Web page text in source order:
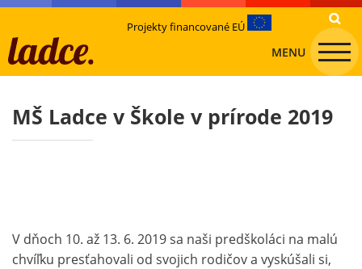
Projekty financované EÚ
MENU
MŠ Ladce v Škole v prírode 2019
V dňoch 10. až 13. 6. 2019 sa naši predškoláci na malú
chvíľku presťahovali od svojich rodičov a vyskúšali si,